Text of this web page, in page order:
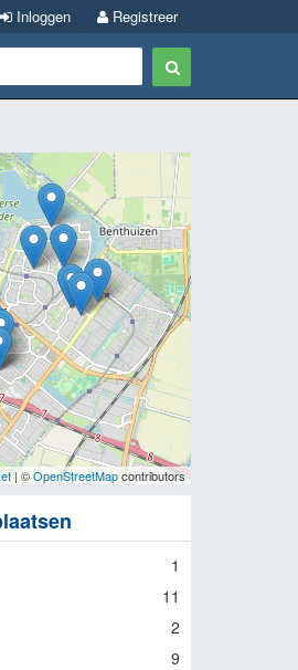
Registreer
Inloggen
| ©OpenStreetMapcontributors
1
11
2
9